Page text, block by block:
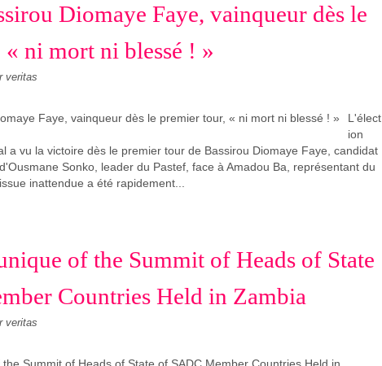
Diomaye Faye, vainqueur dès le
ni mort ni blessé ! »
veritas
L'élect
ion
a vu la victoire dès le premier tour de Bassirou Diomaye Faye, candidat
Sonko, leader du Pastef, face à Amadou Ba, représentant du
inattendue a été rapidement...
of the Summit of Heads of State
Countries Held in Zambia
veritas